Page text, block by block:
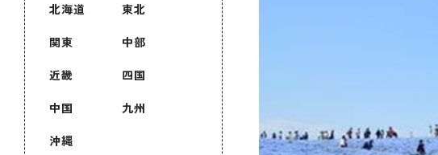
北海道 東北
関東 中部
近畿 四国
中国 九州
沖縄